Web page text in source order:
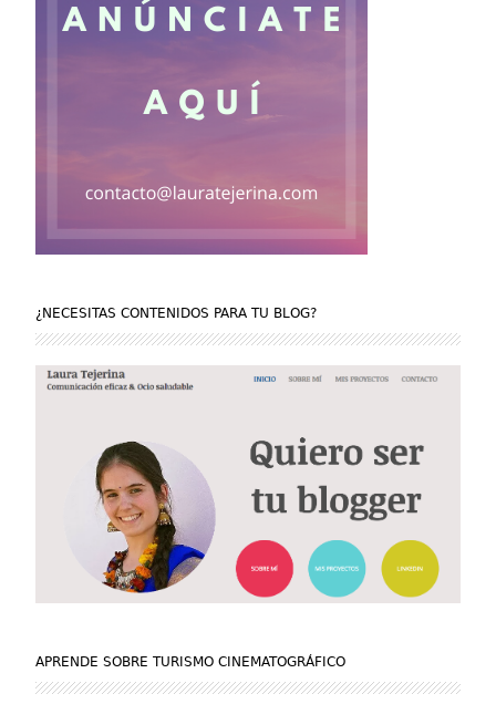
¿NECESITAS CONTENIDOS PARA TU BLOG?
APRENDE SOBRE TURISMO CINEMATOGRÁFICO